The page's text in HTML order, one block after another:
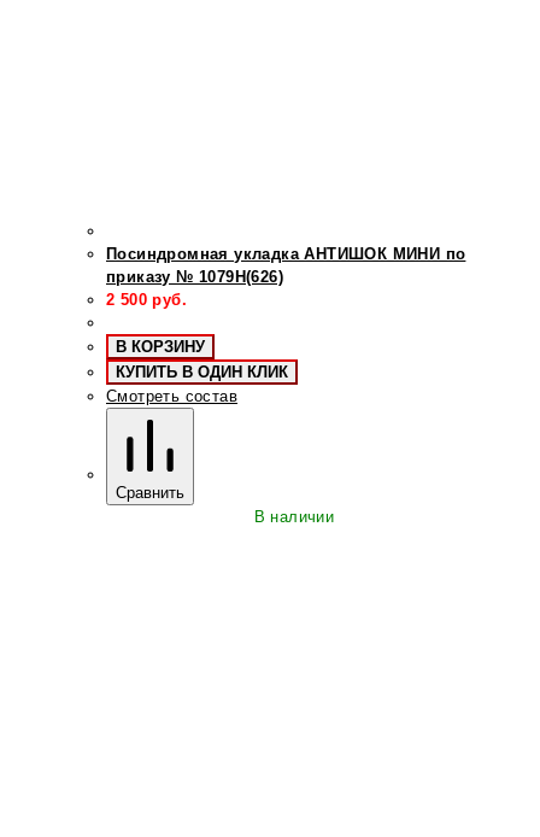
Посиндромная укладка АНТИШОК МИНИ по
приказу № 1079Н(626)
2 500 руб.
В КОРЗИНУ
КУПИТЬ В ОДИН КЛИК
Смотреть состав
Сравнить
В наличии